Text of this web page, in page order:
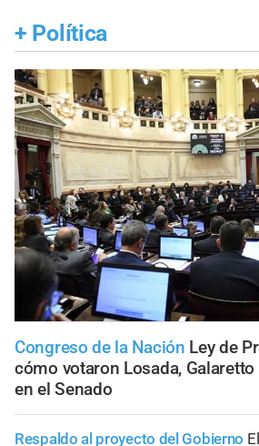
+ Política
Congreso de la Nación Ley de
cómo votaron Losada,
en el Senado
Respaldo al proyecto del Gobierno